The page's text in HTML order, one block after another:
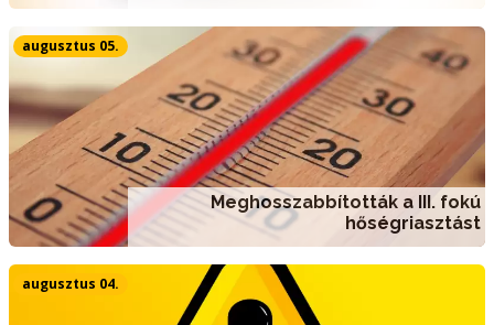
Meghosszabbították a III. fokú
hőségriasztást
augusztus 05.
augusztus 04.